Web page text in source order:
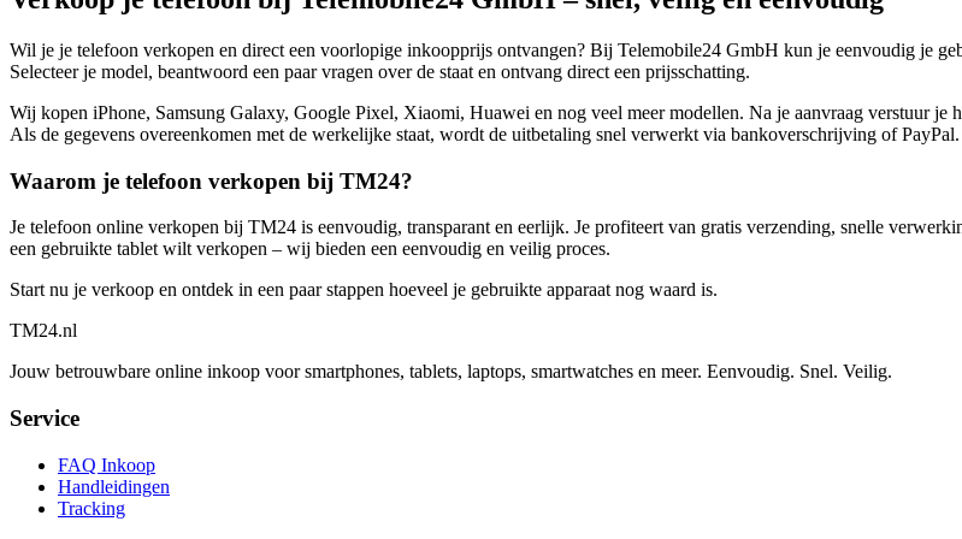
Wil je je telefoon verkopen en direct een voorlopige inkoopprijs ontvangen? Bij Telemobile24 GmbH kun je eenvoudig je
Selecteer je model, beantwoord een paar vragen over de staat en ontvang direct een prijsschatting.
Wij kopen iPhone, Samsung Galaxy, Google Pixel, Xiaomi, Huawei en nog veel meer modellen. Na je aanvraag verstuur
Als de gegevens overeenkomen met de werkelijke staat, wordt de uitbetaling snel verwerkt via bankoverschrijving of PayPal.
Waarom je telefoon verkopen bij TM24?
Je telefoon online verkopen bij TM24 is eenvoudig, transparant en eerlijk. Je profiteert van gratis verzending, snelle
een gebruikte tablet wilt verkopen – wij bieden een eenvoudig en veilig proces.
Start nu je verkoop en ontdek in een paar stappen hoeveel je gebruikte apparaat nog waard is.
TM24.nl
Jouw betrouwbare online inkoop voor smartphones, tablets, laptops, smartwatches en meer. Eenvoudig. Snel. Veilig.
Service
FAQ Inkoop
Handleidingen
Tracking